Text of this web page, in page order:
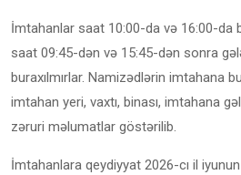
İmtahanlar saat 10:00-da və 16:00-da
saat 09:45-dən və 15:45-dən sonra
buraxılmırlar. Namizədlərin imtahana
imtahan yeri, vaxtı, binası, imtahana
zəruri məlumatlar göstərilib.
İmtahanlara qeydiyyat 2026-cı il